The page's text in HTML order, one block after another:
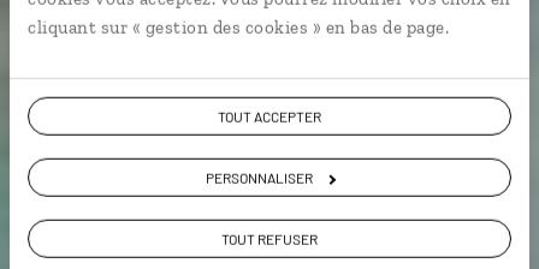
cliquant sur « gestion des cookies » en bas de page.
TOUT ACCEPTER
PERSONNALISER
TOUT REFUSER
Philippines
VOIR LA GALERIE PHOTOS